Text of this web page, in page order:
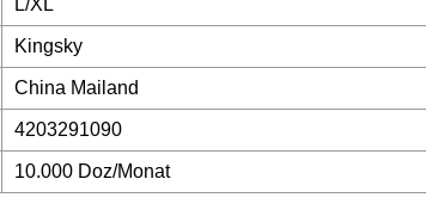
L/XL
Kingsky
China Mailand
4203291090
10.000 Doz/Monat